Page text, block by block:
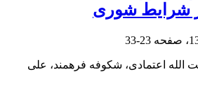
23-33
الله اعتمادی، شکوفه فرهمند، علی